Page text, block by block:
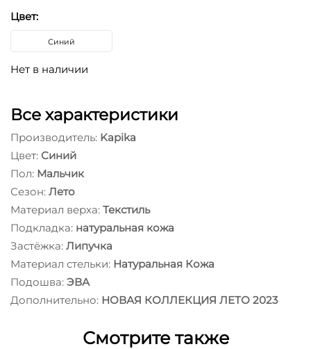
Цвет:
Синий
Нет в наличии
Все характеристики
Производитель: Kapika
Цвет: Синий
Пол: Мальчик
Сезон: Лето
Материал верха: Текстиль
Подкладка: натуральная кожа
Застёжка: Липучка
Материал стельки: Натуральная Кожа
Подошва: ЭВА
Дополнительно: НОВАЯ КОЛЛЕКЦИЯ ЛЕТО 2023
Смотрите также